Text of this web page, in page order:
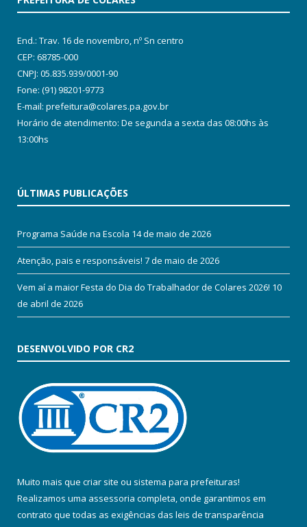
End.: Trav. 16 de novembro, nº Sn centro
CEP: 68785-000
CNPJ: 05.835.939/0001-90
Fone: (91) 98201-9773
E-mail: prefeitura@colares.pa.gov.br
Horário de atendimento: De segunda a sexta das 08:00hs às
13:00hs
ÚLTIMAS PUBLICAÇÕES
Programa Saúde na Escola 14 de maio de 2026
Atenção, pais e responsáveis! 7 de maio de 2026
Vem aí a maior Festa do Dia do Trabalhador de Colares 2026! 10
de abril de 2026
DESENVOLVIDO POR CR2
Muito mais que criar site ou sistema para prefeituras!
Realizamos uma assessoria completa, onde garantimos em
contrato que todas as exigências das leis de transparência